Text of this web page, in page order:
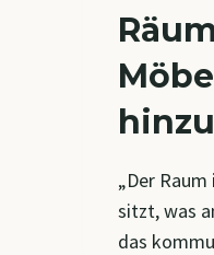
„Der
sitzt, was
das